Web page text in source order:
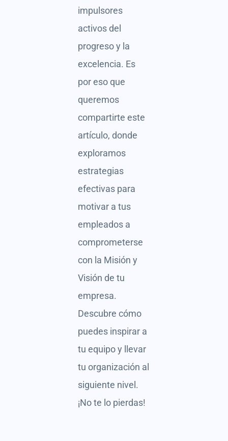
impulsores
activos del
progreso y la
excelencia. Es
por eso que
queremos
compartirte este
artículo, donde
exploramos
estrategias
efectivas para
motivar a tus
empleados a
comprometerse
con la Misión y
Visión de tu
empresa.
Descubre cómo
puedes inspirar a
tu equipo y llevar
tu organización al
siguiente nivel.
¡No te lo pierdas!